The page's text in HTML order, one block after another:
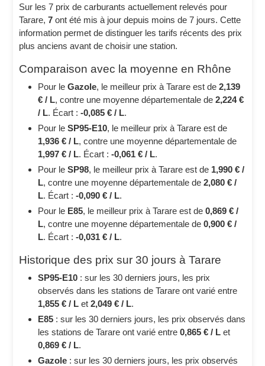
Sur les 7 prix de carburants actuellement relevés pour
Tarare,7 ont été mis à jour depuis moins de 7 jours. Cette
information permet de distinguer les tarifs récents des prix
plus anciens avant de choisir une station.
Comparaison avec la moyenne en Rhône
Pour leGazole, le meilleur prix à Tarare est de2,139
€ / L, contre une moyenne départementale de2,224 €
/ L. Écart :-0,085 € / L.
Pour leSP95-E10, le meilleur prix à Tarare est de
1,936 € / L, contre une moyenne départementale de
1,997 € / L. Écart :-0,061 € / L.
Pour leSP98, le meilleur prix à Tarare est de 1,990 € /
L, contre une moyenne départementale de2,080 € /
L. Écart :-0,090 € / L.
Pour le E85, le meilleur prix à Tarare est de0,869 € /
L, contre une moyenne départementale de0,900 € /
L. Écart :-0,031 € / L.
Historique des prix sur 30 jours à Tarare
SP95-E10 : sur les 30 derniers jours, les prix
observés dans les stations de Tarare ont varié entre
1,855 € / L et2,049 € / L.
E85 : sur les 30 derniers jours, les prix observés dans
les stations de Tarare ont varié entre0,865 € / L et
0,869 € / L.
Gazole : sur les 30 derniers jours, les prix observés